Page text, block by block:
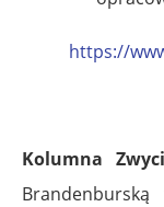
https://
Kolumna